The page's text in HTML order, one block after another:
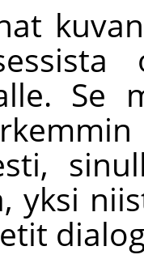
Se
yksi